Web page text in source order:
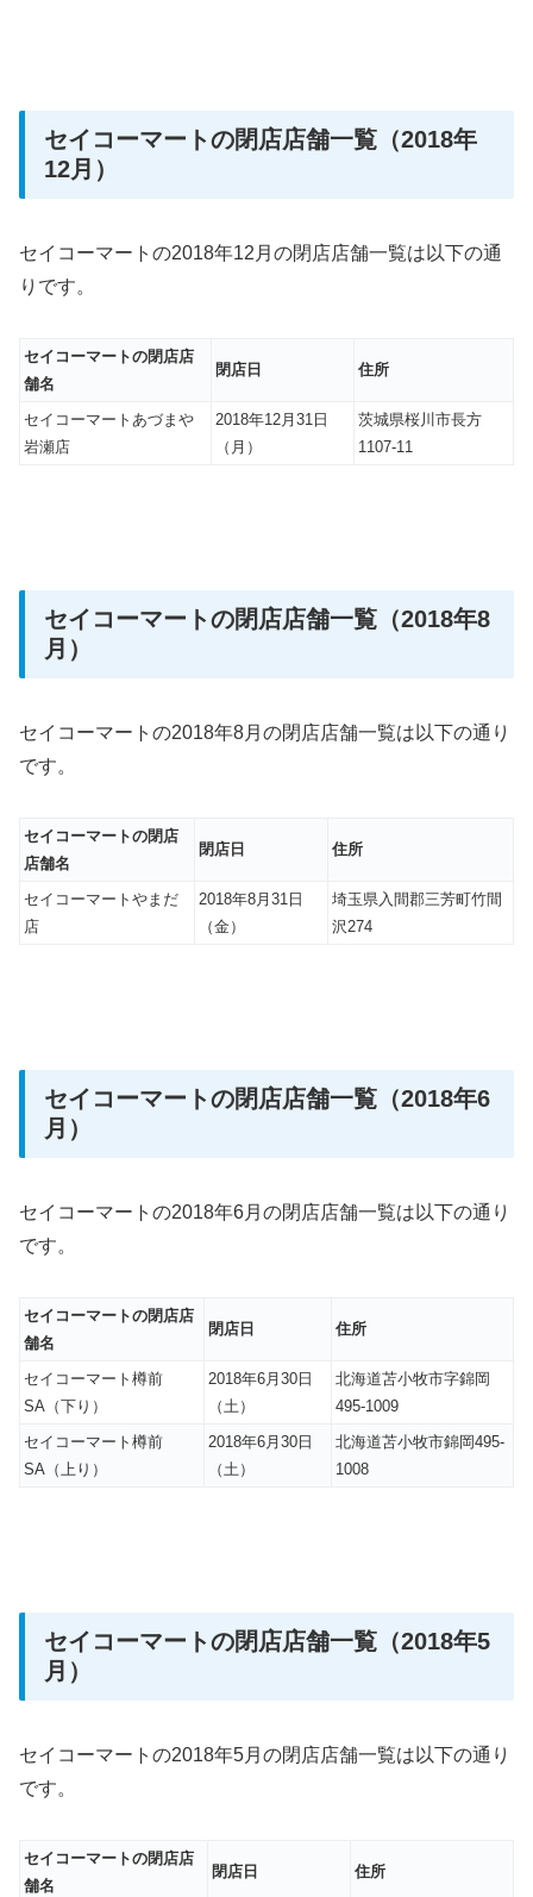
セイコーマートの閉店店舗一覧（2018年
12月）
セイコーマートの2018年12月の閉店店舗一覧は以下の通
りです。
セイコーマートの閉店店
舗名
閉店日 住所
セイコーマートあづまや
岩瀬店
2018年12月31日
（月）
茨城県桜川市長方
1107-11
セイコーマートの閉店店舗一覧（2018年8
月）
セイコーマートの2018年8月の閉店店舗一覧は以下の通り
です。
セイコーマートの閉店
店舗名
閉店日 住所
セイコーマートやまだ
店
2018年8月31日
（金）
埼玉県入間郡三芳町竹間
沢274
セイコーマートの閉店店舗一覧（2018年6
月）
セイコーマートの2018年6月の閉店店舗一覧は以下の通り
です。
セイコーマートの閉店店
舗名
閉店日 住所
セイコーマート樽前
SA（下り）
2018年6月30日
（土）
北海道苫小牧市字錦岡
495-1009
セイコーマート樽前
SA（上り）
2018年6月30日
（土）
北海道苫小牧市錦岡495-
1008
セイコーマートの閉店店舗一覧（2018年5
月）
セイコーマートの2018年5月の閉店店舗一覧は以下の通り
です。
セイコーマートの閉店店
舗名
閉店日 住所